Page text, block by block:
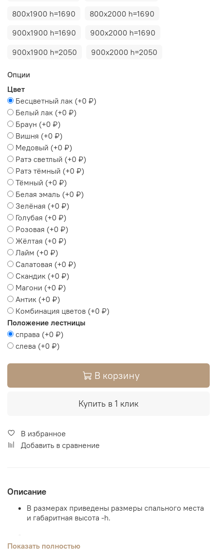
800х1900 h=1690
800х2000 h=1690
900х1900 h=1690
900х2000 h=1690
900х1900 h=2050
900х2000 h=2050
Опции
Цвет
Бесцветный лак (+0 ₽)
Белый лак (+0 ₽)
Браун (+0 ₽)
Вишня (+0 ₽)
Медовый (+0 ₽)
Ратэ светлый (+0 ₽)
Ратэ тёмный (+0 ₽)
Тёмный (+0 ₽)
Белая эмаль (+0 ₽)
Зелёная (+0 ₽)
Голубая (+0 ₽)
Розовая (+0 ₽)
Жёлтая (+0 ₽)
Лайм (+0 ₽)
Салатовая (+0 ₽)
Скандик (+0 ₽)
Магони (+0 ₽)
Антик (+0 ₽)
Комбинация цветов (+0 ₽)
Положение лестницы
справа (+0 ₽)
слева (+0 ₽)
В корзину
Купить в 1 клик
В избранное
Добавить в сравнение
Описание
В размерах приведены размеры спального места
и габаритная высота -h.
Показать полностью